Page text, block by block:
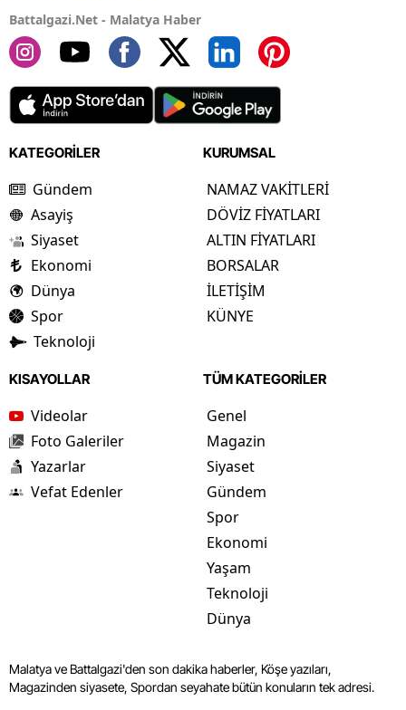
Battalgazi.Net - Malatya Haber
KATEGORİLER
Gündem
Asayiş
Siyaset
Ekonomi
Dünya
Spor
Teknoloji
KURUMSAL
NAMAZ VAKİTLERİ
DÖVİZ FİYATLARI
ALTIN FİYATLARI
BORSALAR
İLETİŞİM
KÜNYE
KISAYOLLAR
Videolar
Foto Galeriler
Yazarlar
Vefat Edenler
TÜM KATEGORİLER
Genel
Magazin
Siyaset
Gündem
Spor
Ekonomi
Yaşam
Teknoloji
Dünya
Malatya ve Battalgazi'den son dakika haberler, Köşe yazıları,
Magazinden siyasete, Spordan seyahate bütün konuların tek adresi.